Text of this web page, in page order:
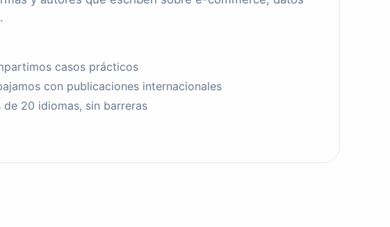
casos prácticos
con publicaciones internacionales
de 20 idiomas, sin barreras